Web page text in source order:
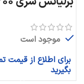
موجود است
برای اطلاع از قیمت
بگیرید